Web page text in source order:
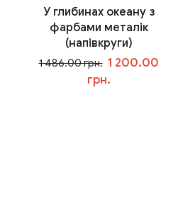
У глибинах океану з
фарбами металік
(напівкруги)
1 486.00 грн. 1 200.00
грн.